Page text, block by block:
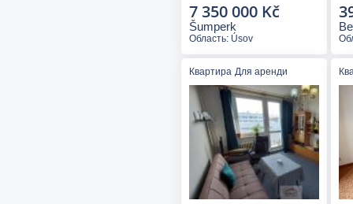
Šumperk
7 350 000 Kč
Область: Úsov
Квартира Для аренди